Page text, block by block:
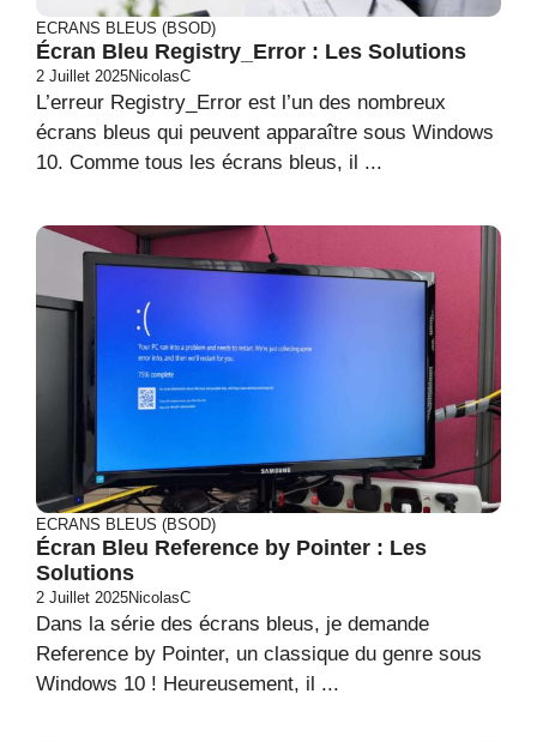
ECRANS BLEUS (BSOD)
Écran Bleu Registry_Error : Les Solutions
2 Juillet 2025NicolasC
L’erreur Registry_Error est l’un des nombreux
écrans bleus qui peuvent apparaître sous Windows
10. Comme tous les écrans bleus, il ...
ECRANS BLEUS (BSOD)
Écran Bleu Reference by Pointer : Les
Solutions
2 Juillet 2025NicolasC
Dans la série des écrans bleus, je demande
Reference by Pointer, un classique du genre sous
Windows 10 ! Heureusement, il ...